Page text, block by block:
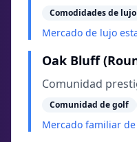
Comodidades de lujo
Mercado de lujo
Oak Bluff
Comunidad
Comunidad de golf
Mercado familiar